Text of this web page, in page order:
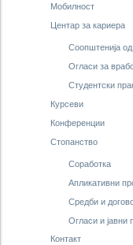
Мобилност
Центар за кариера
Соопштенија
Огласи за
Студентски
Курсеви
Конференции
Стопанство
Соработка
Апликативни
Средби и
Огласи и јавни
Контакт